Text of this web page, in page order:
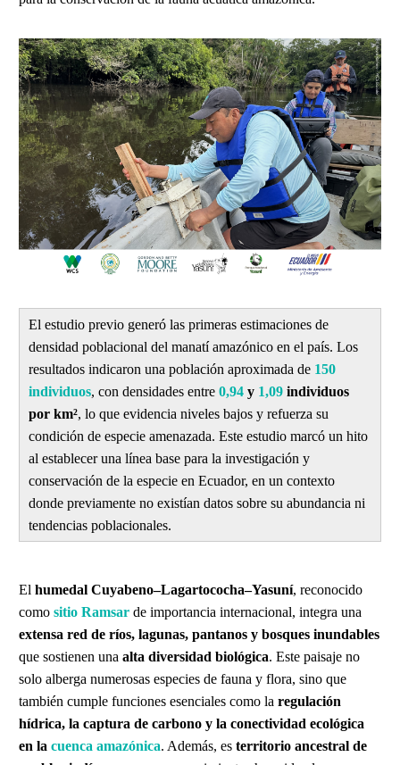
El estudio previo generó las primeras estimaciones de
densidad poblacional del manatí amazónico en el país. Los
resultados indicaron una población aproximada de 150
individuos, con densidades entre 0,94 y 1,09 individuos
por km², lo que evidencia niveles bajos y refuerza su
condición de especie amenazada. Este estudio marcó un hito
al establecer una línea base para la investigación y
conservación de la especie en Ecuador, en un contexto
donde previamente no existían datos sobre su abundancia ni
tendencias poblacionales.
El humedal Cuyabeno–Lagartococha–Yasuní, reconocido
como sitio Ramsar de importancia internacional, integra una
extensa red de ríos, lagunas, pantanos y bosques inundables
que sostienen una alta diversidad biológica. Este paisaje no
solo alberga numerosas especies de fauna y flora, sino que
también cumple funciones esenciales como la regulación
hídrica, la captura de carbono y la conectividad ecológica
en la cuenca amazónica. Además, es territorio ancestral de